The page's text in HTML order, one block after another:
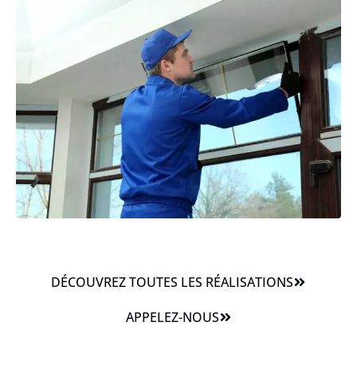
DÉCOUVREZ TOUTES LES RÉALISATIONS
APPELEZ-NOUS